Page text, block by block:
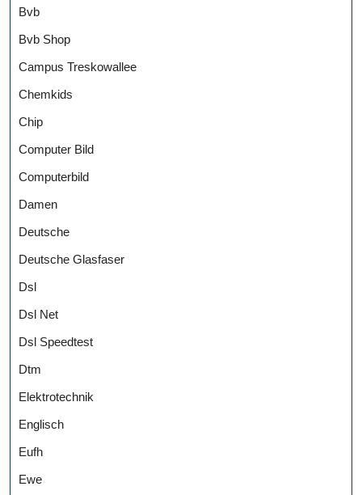
Bvb
Bvb Shop
Campus Treskowallee
Chemkids
Chip
Computer Bild
Computerbild
Damen
Deutsche
Deutsche Glasfaser
Dsl
Dsl Net
Dsl Speedtest
Dtm
Elektrotechnik
Englisch
Eufh
Ewe